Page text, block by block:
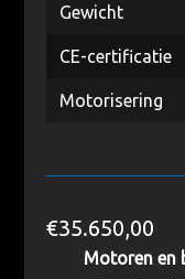
Gewicht
CE-certificatie
Motorisering
€35.650,00
Motoren en